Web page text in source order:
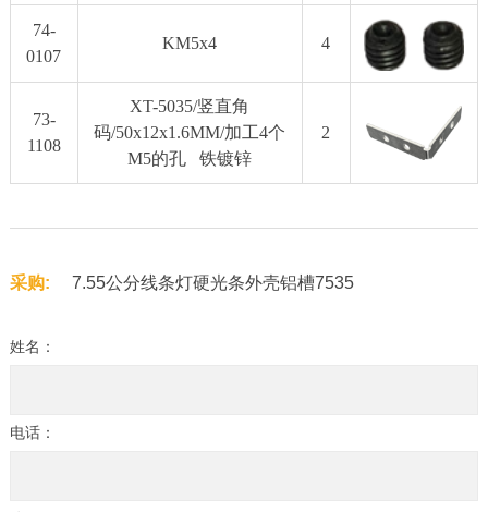
74-
0107
KM5x4 4
73-
1108
XT-5035/竖直角
码/50x12x1.6MM/加工4个
M5的孔 铁镀锌
2
采购: 7.55公分线条灯硬光条外壳铝槽7535
姓名：
电话：